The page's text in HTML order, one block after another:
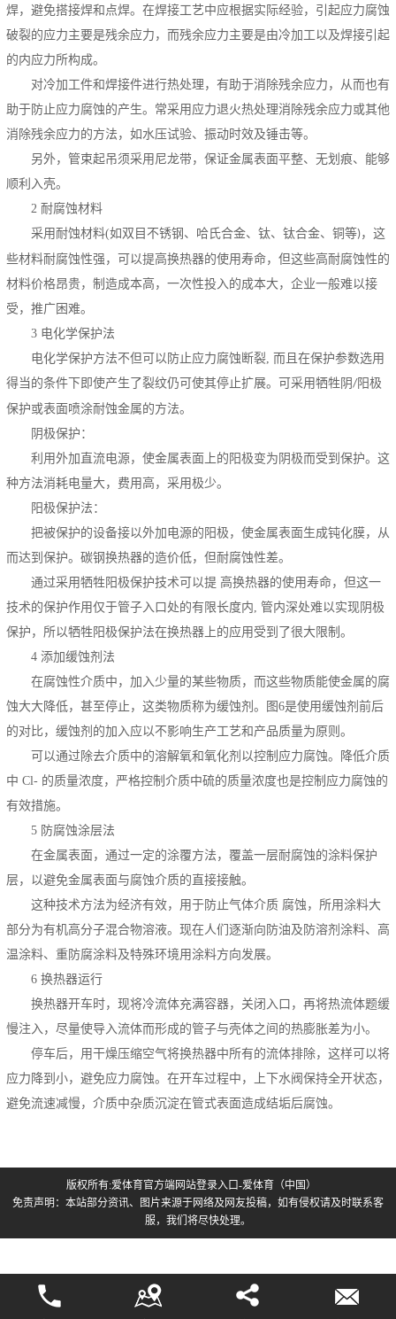
焊，避免搭接焊和点焊。在焊接工艺中应根据实际经验，引起应力腐蚀
破裂的应力主要是残余应力，而残余应力主要是由冷加工以及焊接引起
的内应力所构成。
对冷加工件和焊接件进行热处理，有助于消除残余应力，从而也有
助于防止应力腐蚀的产生。常采用应力退火热处理消除残余应力或其他
消除残余应力的方法，如水压试验、振动时效及锤击等。
另外，管束起吊须采用尼龙带，保证金属表面平整、无划痕、能够
顺利入壳。
2 耐腐蚀材料
采用耐蚀材料(如双目不锈钢、哈氏合金、钛、钛合金、铜等)，这
些材料耐腐蚀性强，可以提高换热器的使用寿命，但这些高耐腐蚀性的
材料价格昂贵，制造成本高，一次性投入的成本大，企业一般难以接
受，推广困难。
3 电化学保护法
电化学保护方法不但可以防止应力腐蚀断裂, 而且在保护参数选用
得当的条件下即使产生了裂纹仍可使其停止扩展。可采用牺牲阴/阳极
保护或表面喷涂耐蚀金属的方法。
阴极保护：
利用外加直流电源，使金属表面上的阳极变为阴极而受到保护。这
种方法消耗电量大，费用高，采用极少。
阳极保护法：
把被保护的设备接以外加电源的阳极，使金属表面生成钝化膜，从
而达到保护。碳钢换热器的造价低，但耐腐蚀性差。
通过采用牺牲阳极保护技术可以提 高换热器的使用寿命，但这一
技术的保护作用仅于管子入口处的有限长度内, 管内深处难以实现阴极
保护，所以牺牲阳极保护法在换热器上的应用受到了很大限制。
4 添加缓蚀剂法
在腐蚀性介质中，加入少量的某些物质，而这些物质能使金属的腐
蚀大大降低，甚至停止，这类物质称为缓蚀剂。图6是使用缓蚀剂前后
的对比，缓蚀剂的加入应以不影响生产工艺和产品质量为原则。
可以通过除去介质中的溶解氧和氧化剂以控制应力腐蚀。降低介质
中 Cl- 的质量浓度，严格控制介质中硫的质量浓度也是控制应力腐蚀的
有效措施。
5 防腐蚀涂层法
在金属表面，通过一定的涂覆方法，覆盖一层耐腐蚀的涂料保护
层，以避免金属表面与腐蚀介质的直接接触。
这种技术方法为经济有效，用于防止气体介质 腐蚀，所用涂料大
部分为有机高分子混合物溶液。现在人们逐渐向防油及防溶剂涂料、高
温涂料、重防腐涂料及特殊环境用涂料方向发展。
6 换热器运行
换热器开车时，现将冷流体充满容器，关闭入口，再将热流体题缓
慢注入，尽量使导入流体而形成的管子与壳体之间的热膨胀差为小。
停车后，用干燥压缩空气将换热器中所有的流体排除，这样可以将
应力降到小，避免应力腐蚀。在开车过程中，上下水阀保持全开状态，
避免流速减慢，介质中杂质沉淀在管式表面造成结垢后腐蚀。
版权所有:爱体育官方端网站登录入口-爱体育（中国）
免责声明：本站部分资讯、图片来源于网络及网友投稿，如有侵权请及时联系客
服，我们将尽快处理。